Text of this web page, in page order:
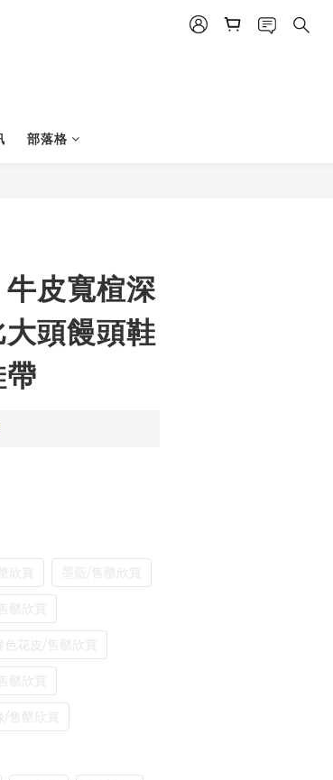
部落格
牛皮寬楦深
頭饅頭鞋
欣賞 墨藍/售罄欣賞
罄欣賞
花皮/售罄欣賞
罄欣賞
售罄欣賞